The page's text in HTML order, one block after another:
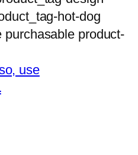
hot-dog
purchasable product-
use